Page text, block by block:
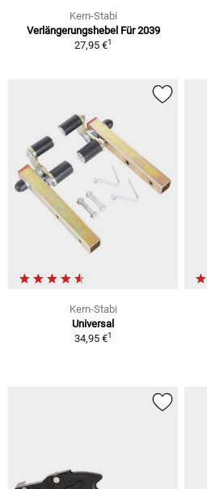
Kern-Stabi
Verlängerungshebel Für 2039
27,95 €1
Kern-Stabi
Universal
34,95 €1